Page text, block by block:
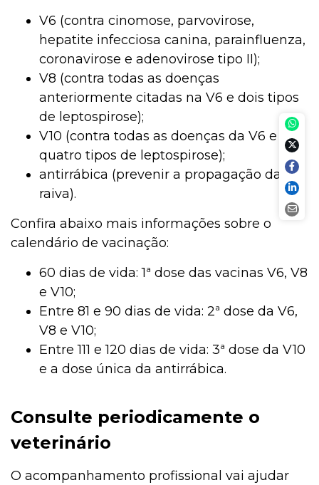
V6 (contra cinomose, parvovirose,
hepatite infecciosa canina, parainfluenza,
coronavirose e adenovirose tipo II);
V8 (contra todas as doenças
anteriormente citadas na V6 e dois tipos
de leptospirose);
V10 (contra todas as doenças da V6 e
quatro tipos de leptospirose);
antirrábica (prevenir a propagação da
raiva).
Confira abaixo mais informações sobre o
calendário de vacinação:
60 dias de vida: 1ª dose das vacinas V6, V8
e V10;
Entre 81 e 90 dias de vida: 2ª dose da V6,
V8 e V10;
Entre 111 e 120 dias de vida: 3ª dose da V10
e a dose única da antirrábica.
Consulte periodicamente o
veterinário
O acompanhamento profissional vai ajudar